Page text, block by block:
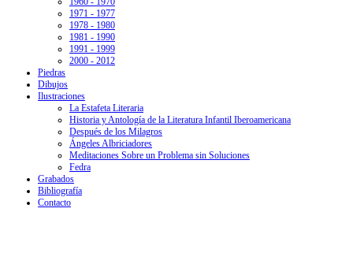
1971 - 1977
1978 - 1980
1981 - 1990
1991 - 1999
2000 - 2012
Piedras
Dibujos
Ilustraciones
La Estafeta Literaria
Historia y Antología de la Literatura Infantil Iberoamericana
Después de los Milagros
Ángeles Albriciadores
Meditaciones Sobre un Problema sin Soluciones
Fedra
Grabados
Bibliografía
Contacto